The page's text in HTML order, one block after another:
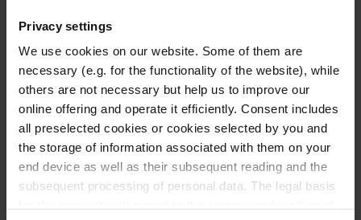
Privacy settings
We use cookies on our website. Some of them are
necessary (e.g. for the functionality of the website), while
others are not necessary but help us to improve our
online offering and operate it efficiently. Consent includes
all preselected cookies or cookies selected by you and
the storage of information associated with them on your
end device as well as their subsequent reading and the
subsequent processing of personal data. The legal basis
Reisen
Tier des Monats
Vogel der Woche
Vogel des Jahres
Vogelwelt
Neueste Beiträge
Können Vögel träumen?
Wer schon einmal einen schlafenden Hund mit zuckenden Pfoten
oder einen Vogel mit geschlossenen Augen beobachtet hat, hat sich
vielleicht gefragt: Träumen Tiere eigentlich?